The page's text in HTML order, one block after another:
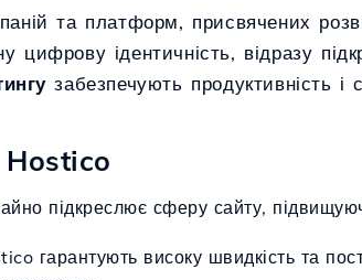
та платформ, присвячених
цифрову ідентичність, відразу
забезпечують продуктивність і
підкреслює сферу сайту,
гарантують високу швидкість та